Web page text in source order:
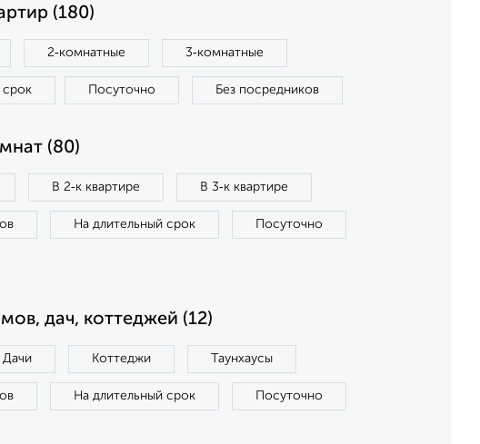
(180)
2‑комнатные 3‑комнатные
срок Посуточно Без посредников
(80)
В 2‑к квартире В 3‑к квартире
На длительный срок Посуточно
дач, коттеджей (12)
Дачи Коттеджи Таунхаусы
На длительный срок Посуточно